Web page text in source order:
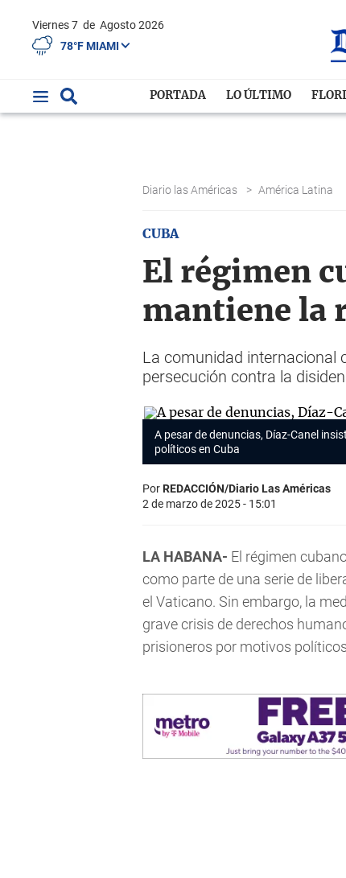
Viernes 7 de Agosto 2026
78°F MIAMI
PORTADA LO ÚLTIMO
Diario las Américas > América Latina
CUBA
El régimen
mantiene la
La comunidad internacional
persecución contra la
A pesar de denuncias, Díaz-Canel
políticos en Cuba
PorREDACCIÓN/Diario Las Américas
2 de marzo de 2025 - 15:01
LA HABANA- El régimen
como parte de una serie de
el Vaticano. Sin embargo, la
grave crisis de derechos
prisioneros por motivos